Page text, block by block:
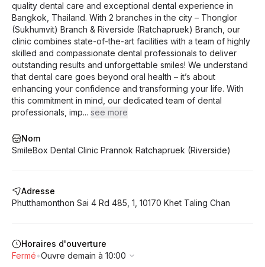
quality dental care and exceptional dental experience in
Bangkok, Thailand. With 2 branches in the city – Thonglor
(Sukhumvit) Branch & Riverside (Ratchapruek) Branch, our
clinic combines state-of-the-art facilities with a team of highly
skilled and compassionate dental professionals to deliver
outstanding results and unforgettable smiles! We understand
that dental care goes beyond oral health – it’s about
enhancing your confidence and transforming your life. With
this commitment in mind, our dedicated team of dental
professionals, imp... see more
Nom
SmileBox Dental Clinic Prannok Ratchapruek (Riverside)
Adresse
Phutthamonthon Sai 4 Rd 485, 1 10170 Khet Taling Chan
Horaires d'ouverture
Fermé•Ouvre demain à 10:00